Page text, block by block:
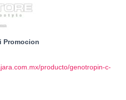
Promocion
producto/genotropin-c-